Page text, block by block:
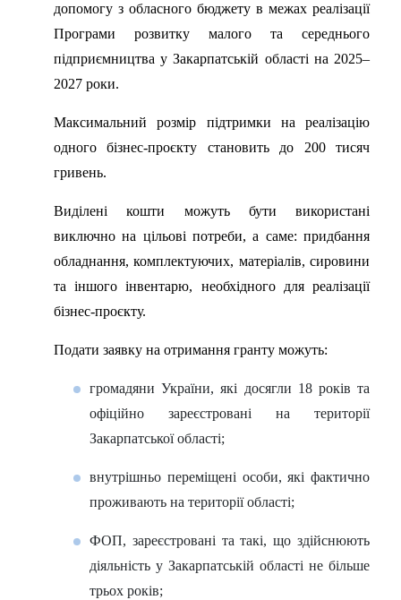
допомогу з обласного бюджету в межах реалізації
Програми розвитку малого та середнього
підприємництва у Закарпатській області на 2025–
2027 роки.
Максимальний розмір підтримки на реалізацію
одного бізнес-проєкту становить до 200 тисяч
гривень.
Виділені кошти можуть бути використані
виключно на цільові потреби, а саме: придбання
обладнання, комплектуючих, матеріалів, сировини
та іншого інвентарю, необхідного для реалізації
бізнес-проєкту.
Подати заявку на отримання гранту можуть:
громадяни України, які досягли 18 років та
офіційно зареєстровані на території
Закарпатської області;
внутрішньо переміщені особи, які фактично
проживають на території області;
ФОП, зареєстровані та такі, що здійснюють
діяльність у Закарпатській області не більше
трьох років;